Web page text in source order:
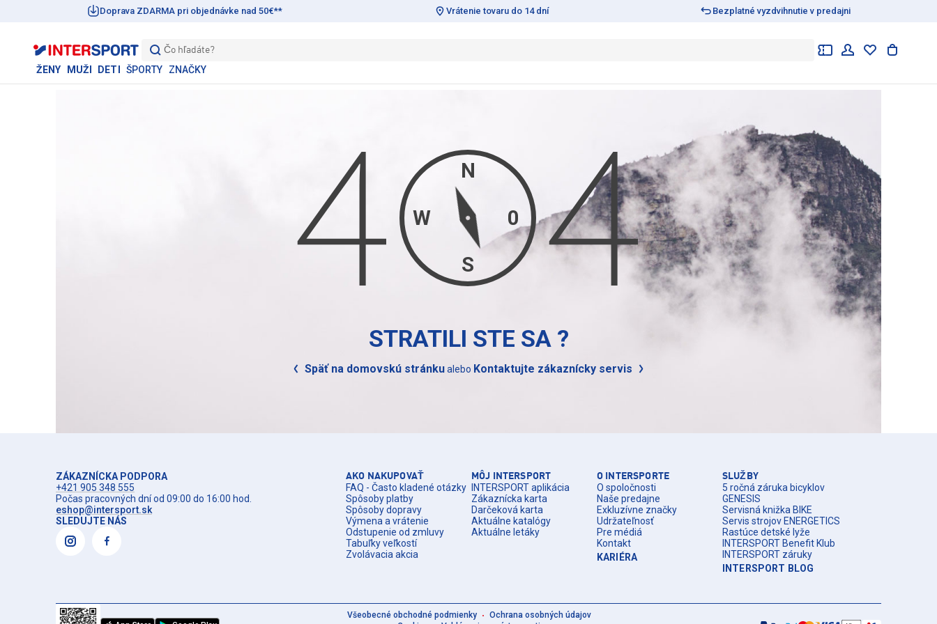
Doprava ZDARMA pri objednávke nad 50€** Vrátenie tovaru do 14 dní Bezplatné vyzdvihnutie v predajni
Čo hľadáte?
ŽENY MUŽI DETI ŠPORTY ZNAČKY
N
0
S
W
STRATILI STE SA ?
Späť na domovskú stránkualebo Kontaktujte zákaznícky servis
ZÁKAZNÍCKA PODPORA
+421 905 348 555
Počas pracovných dní od 09:00 do 16:00 hod.
eshop@intersport.sk
SLEDUJTE NÁS
AKO NAKUPOVAŤ
FAQ - Často kladené otázky
Spôsoby platby
Spôsoby dopravy
Výmena a vrátenie
Odstupenie od zmluvy
Tabuľky veľkostí
Zvolávacia akcia
MÔJ INTERSPORT
INTERSPORT aplikácia
Zákaznícka karta
Darčeková karta
Aktuálne katalógy
Aktuálne letáky
O INTERSPORTE
O spoločnosti
Naše predajne
Exkluzívne značky
Udržateľnosť
Pre médiá
Kontakt
KARIÉRA
SLUŽBY
5 ročná záruka bicyklov
GENESIS
Servisná knižka BIKE
Servis strojov ENERGETICS
Rastúce detské lyže
INTERSPORT Benefit Klub
INTERSPORT záruky
INTERSPORT BLOG
Všeobecné obchodné podmienky
Ochrana osobných údajov